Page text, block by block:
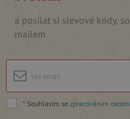
a posílat si slevové kódy,
mailem
* Souhlasím se zpracováním